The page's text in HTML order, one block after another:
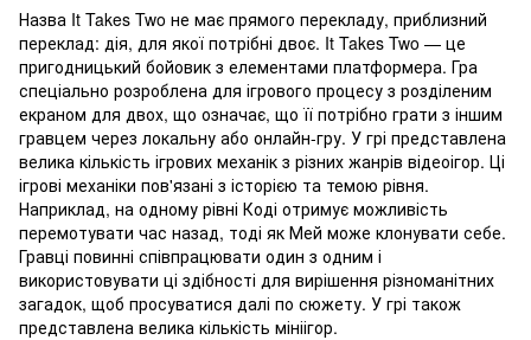
Назва It Takes Two не має прямого перекладу, приблизний
переклад: дія, для якої потрібні двоє. It Takes Two — це
пригодницький бойовик з елементами платформера. Гра
спеціально розроблена для ігрового процесу з розділеним
екраном для двох, що означає, що її потрібно грати з іншим
гравцем через локальну або онлайн-гру. У грі представлена
велика кількість ігрових механік з різних жанрів відеоігор. Ці
ігрові механіки пов'язані з історією та темою рівня.
Наприклад, на одному рівні Коді отримує можливість
перемотувати час назад, тоді як Мей може клонувати себе.
Гравці повинні співпрацювати один з одним і
використовувати ці здібності для вирішення різноманітних
загадок, щоб просуватися далі по сюжету. У грі також
представлена велика кількість мініігор.